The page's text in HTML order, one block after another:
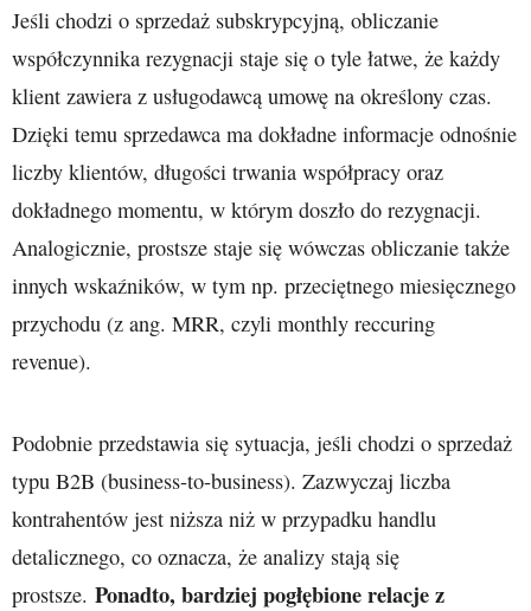
Jeśli chodzi o sprzedaż subskrypcyjną, obliczanie
współczynnika rezygnacji staje się o tyle łatwe, że każdy
klient zawiera z usługodawcą umowę na określony czas.
Dzięki temu sprzedawca ma dokładne informacje odnośnie
liczby klientów, długości trwania współpracy oraz
dokładnego momentu, w którym doszło do rezygnacji.
Analogicznie, prostsze staje się wówczas obliczanie także
innych wskaźników, w tym np. przeciętnego miesięcznego
przychodu (z ang. MRR, czyli monthly reccuring
revenue).
Podobnie przedstawia się sytuacja, jeśli chodzi o sprzedaż
typu B2B (business-to-business). Zazwyczaj liczba
kontrahentów jest niższa niż w przypadku handlu
detalicznego, co oznacza, że analizy stają się
prostsze. Ponadto, bardziej pogłębione relacje z